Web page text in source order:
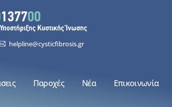
helpline@cysticfibrosis.gr
Παροχές Νέα Επικοινωνία